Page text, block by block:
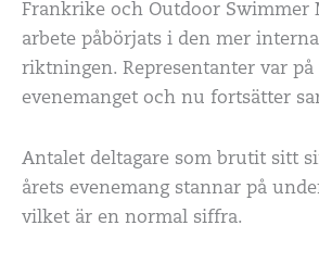
Frankrike och Outdoor Swimmer
arbete påbörjats i den mer
riktningen. Representanter var
evenemanget och nu fortsätter
Antalet deltagare som brutit sitt
årets evenemang stannar på
vilket är en normal siffra.